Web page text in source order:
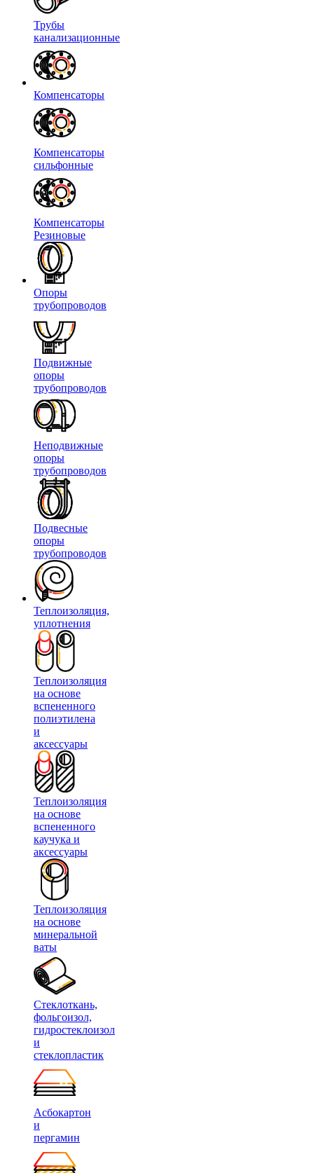
Трубы
канализационные
Компенсаторы
Компенсаторы
сильфонные
Компенсаторы
Резиновые
Опоры
трубопроводов
Подвижные
опоры
трубопроводов
Неподвижные
опоры
трубопроводов
Подвесные
опоры
трубопроводов
Теплоизоляция,
уплотнения
Теплоизоляция
на основе
вспененного
полиэтилена
и
аксессуары
Теплоизоляция
на основе
вспененного
каучука и
аксессуары
Теплоизоляция
на основе
минеральной
ваты
Стеклоткань,
фольгоизол,
гидростеклоизол
и
стеклопластик
Асбокартон
и
пергамин